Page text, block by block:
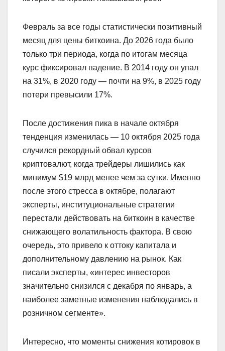
Февраль за все годы статистически позитивный
месяц для цены биткоина. До 2026 года было
только три периода, когда по итогам месяца
курс фиксировал падение. В 2014 году он упал
на 31%, в 2020 году — почти на 9%, в 2025 году
потери превысили 17%.
После достижения пика в начале октября
тенденция изменилась — 10 октября 2025 года
случился рекордный обвал курсов
криптовалют, когда трейдеры лишились как
минимум $19 млрд менее чем за сутки. Именно
после этого стресса в октябре, полагают
эксперты, институциональные стратегии
перестали действовать на биткоин в качестве
снижающего волатильность фактора. В свою
очередь, это привело к оттоку капитала и
дополнительному давлению на рынок. Как
писали эксперты, «интерес инвесторов
значительно снизился с декабря по январь, а
наиболее заметные изменения наблюдались в
розничном сегменте».
Интересно, что моменты снижения котировок в